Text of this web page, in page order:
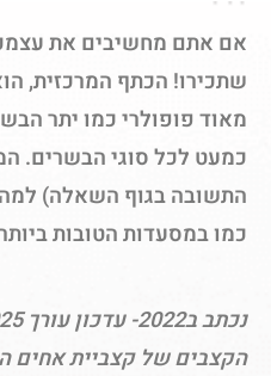
שתכירו! הכתף המרכזית,
מאוד פופולרי כמו יתר
כמעט לכל סוגי הבשרים.
התשובה בגוף השאלה)
כמו במסעדות הטובות
הקצבים של קצביית אחים